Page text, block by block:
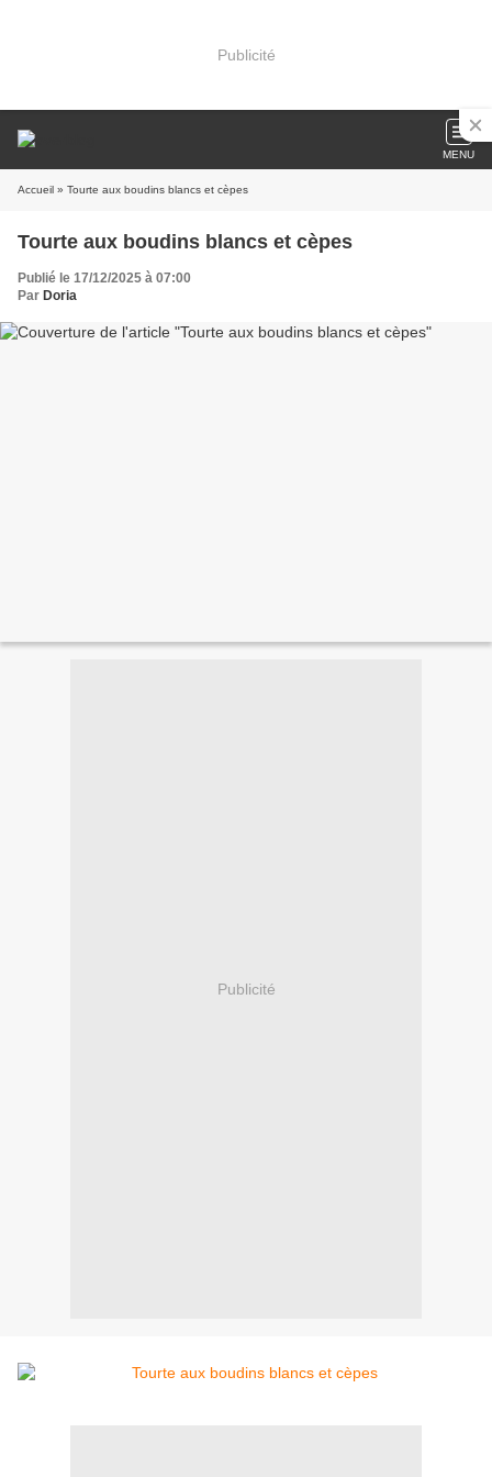
Publicité
MENU
Accueil » Tourte aux boudins blancs et cèpes
Tourte aux boudins blancs et cèpes
Publié le 17/12/2025 à 07:00
Par Doria
Publicité